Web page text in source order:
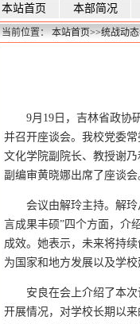
本站首页 本部简况
当前位置：本站首页>>统战动态
9月19日，吉林省政协
并召开座谈会。我校党委
文化学院副院长、教授谢
副编审黄晓娜出席了座谈会
会议由解玲主持。解玲
言成果丰硕”四个方面，介
成效。她表示，未来将持
为国家和地方发展以及学校
安良在会上介绍了本
开展情况，对学校长期以